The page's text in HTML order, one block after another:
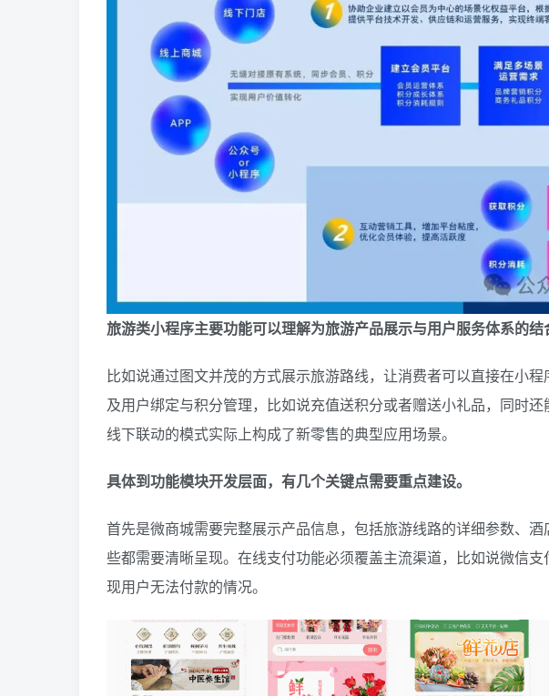
旅游类小程序主要功能可以理解为旅游产品展示与用户服务体系的结
比如说通过图文并茂的方式展示旅游路线，让消费者可以直接在小
及用户绑定与积分管理，比如说充值送积分或者赠送小礼品，同时
线下联动的模式实际上构成了新零售的典型应用场景。
具体到功能模块开发层面，有几个关键点需要重点建设。
首先是微商城需要完整展示产品信息，包括旅游线路的详细参数、
些都需要清晰呈现。在线支付功能必须覆盖主流渠道，比如说微信
现用户无法付款的情况。